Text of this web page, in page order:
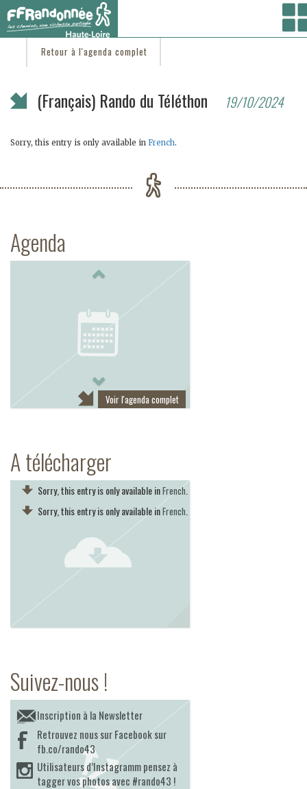
Vous êtes ici :Accueil/C'est d'actu
Retour à l'agenda complet
(Français) Rando du Téléthon 19/10/2024
Sorry, this entry is only available in French.
Agenda
Voir l'agenda complet
A télécharger
Sorry, this entry is only available inFrench
Sorry, this entry is only available inFrench
Suivez-nous !
Inscription à la Newsletter
Retrouvez nous sur Facebook sur
fb.co/rando43
Utilisateurs d’Instagramm pensez à
tagger vos photos avec #rando43 !